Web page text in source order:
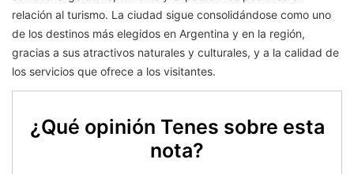
relación al turismo. La ciudad sigue consolidándose como uno
de los destinos más elegidos en Argentina y en la región,
gracias a sus atractivos naturales y culturales, y a la calidad de
los servicios que ofrece a los visitantes.
¿Qué opinión Tenes sobre esta
nota?